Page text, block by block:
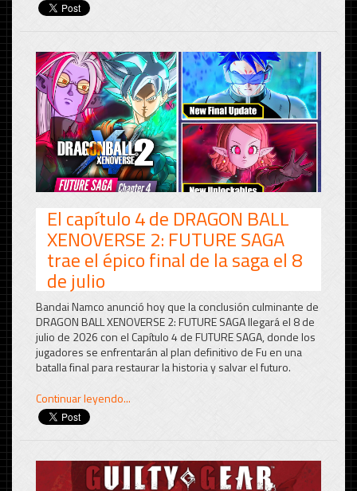
El capítulo 4 de DRAGON BALL
XENOVERSE 2: FUTURE SAGA
trae el épico final de la saga el 8
de julio
Bandai Namco anunció hoy que la conclusión culminante de
DRAGON BALL XENOVERSE 2: FUTURE SAGA llegará el 8 de
julio de 2026 con el Capítulo 4 de FUTURE SAGA, donde los
jugadores se enfrentarán al plan definitivo de Fu en una
batalla final para restaurar la historia y salvar el futuro.
Continuar leyendo...